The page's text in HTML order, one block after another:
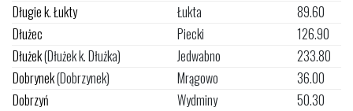
Długie k. Łukty
Łukta
89.60
Dłużec
Piecki
126.90
Dłużek(Dłużek k. Dłużka) Jedwabno
233.80
Dobrynek(Dobrzynek) Mrągowo
36.00
Dobrzyń
Wydminy
50.30